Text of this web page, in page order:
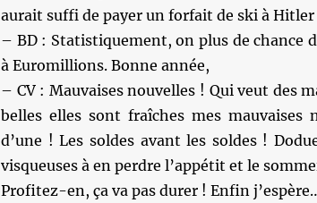
aurait suffi de payer un forfait de ski à Hitler
– BD : Statistiquement, on plus de chance
à Euromillions. Bonne année,
– CV : Mauvaises nouvelles ! Qui veut des
belles elles sont fraîches mes
d’une ! Les soldes avant les soldes !
visqueuses à en perdre l’appétit et le
Profitez-en, ça va pas durer ! Enfin